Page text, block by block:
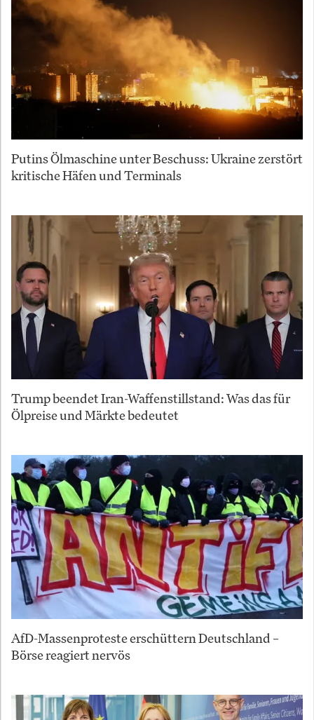
Putins Ölmaschine unter Beschuss: Ukraine zerstört
kritische Häfen und Terminals
Trump beendet Iran-Waffenstillstand: Was das für
Ölpreise und Märkte bedeutet
AfD-Massenproteste erschüttern Deutschland –
Börse reagiert nervös